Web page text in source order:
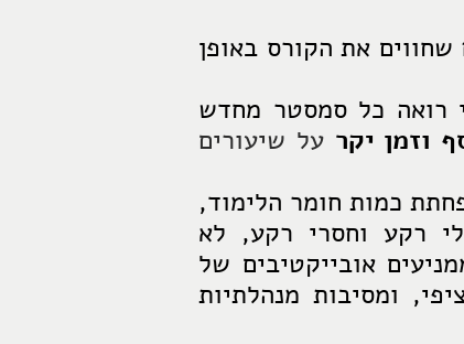
שחווים את הקורס באופן
רואה כל סמסטר מחדש
וזמן יקר על שיעורים
כמות חומר הלימוד,
רקע וחסרי רקע, לא
אובייקטיבים של
ומסיבות מנהלתיות